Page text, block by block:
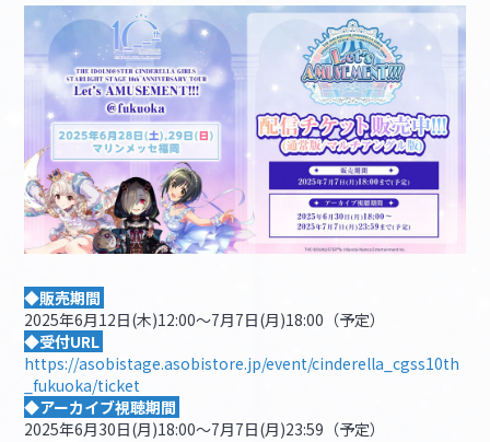
◆販売期間
2025年6月12日(木)12:00～7月7日(月)18:00（予定）
◆受付URL
https://asobistage.asobistore.jp/event/cinderella_cgss10th
_fukuoka/ticket
◆アーカイブ視聴期間
2025年6月30日(月)18:00～7月7日(月)23:59（予定）